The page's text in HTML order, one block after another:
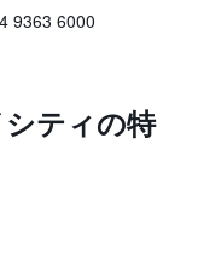
9363 6000
ティの特